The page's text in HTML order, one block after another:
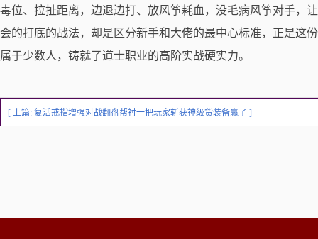
毒位、拉扯距离，边退边打、放风筝耗血，没毛病风筝对手，
会的打底的战法，却是区分新手和大佬的最中心标准，正是这
属于少数人，铸就了道士职业的高阶实战硬实力。
[ 上篇: 复活戒指‌增强对战翻盘帮衬一把玩家斩获神级货装备赢了 ]